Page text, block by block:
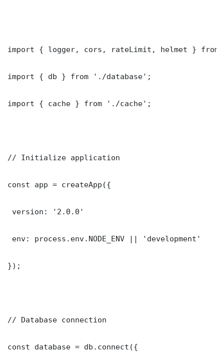
import { logger, cors, rateLimit, helmet } from
import { db } from './database';
import { cache } from './cache';
// Initialize application
const app = createApp({
version: '2.0.0'
env: process.env.NODE_ENV || 'development'
});
// Database connection
const database = db.connect({